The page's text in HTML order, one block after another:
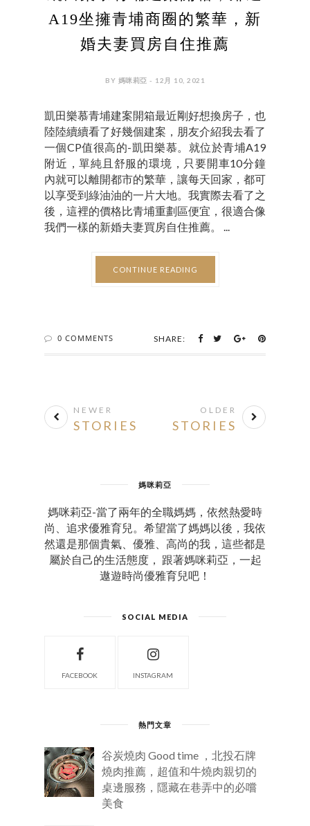
A19坐擁青埔商圈的繁華，新
婚夫妻買房自住推薦
BY 媽咪莉亞 - 12月 10, 2021
凱田樂慕青埔建案開箱最近剛好想換房子，也
陸陸續續看了好幾個建案，朋友介紹我去看了
一個CP值很高的-凱田樂慕。就位於青埔A19
附近，單純且舒服的環境，只要開車10分鐘
內就可以離開都市的繁華，讓每天回家，都可
以享受到綠油油的一片大地。我實際去看了之
後，這裡的價格比青埔重劃區便宜，很適合像
我們一樣的新婚夫妻買房自住推薦。 ...
CONTINUE READING
0 COMMENTS SHARE:
NEWER
STORIES
OLDER
STORIES
媽咪莉亞
媽咪莉亞-當了兩年的全職媽媽，依然熱愛時
尚、追求優雅育兒。希望當了媽媽以後，我依
然還是那個貴氣、優雅、高尚的我，這些都是
屬於自己的生活態度， 跟著媽咪莉亞，一起
遨遊時尚優雅育兒吧！
SOCIAL MEDIA
FACEBOOK INSTAGRAM
熱門文章
谷炭燒肉 Good time ，北投石牌
燒肉推薦，超值和牛燒肉親切的
桌邊服務，隱藏在巷弄中的必嚐
美食